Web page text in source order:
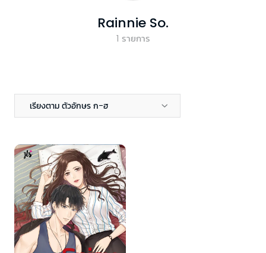
Rainnie So.
1 รายการ
เรียงตาม ตัวอักษร ก-ฮ